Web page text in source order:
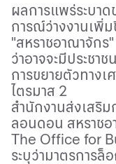
ผลการแพร่ระบา
การณ์ว่างงานเพิ่
"สหราชอาณาจัก
ว่าอาจจะมีประชา
การขยายตัวทาง
ไตรมาส 2
สำนักงานส่งเสริม
ลอนดอน สหราชอ
The Office for
ระบุว่ามาตรการล็